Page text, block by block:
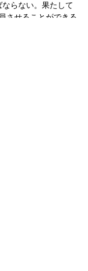
らない。果たして
させることができる